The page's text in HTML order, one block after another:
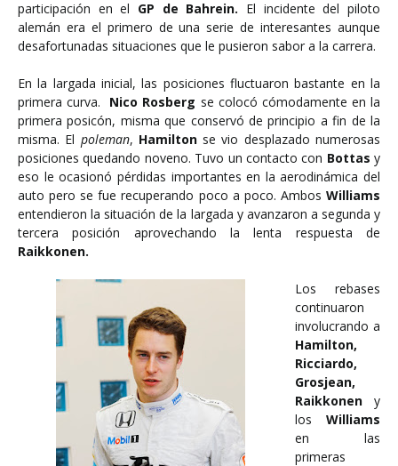
participación en el GP de Bahrein. El incidente del piloto
alemán era el primero de una serie de interesantes aunque
desafortunadas situaciones que le pusieron sabor a la carrera.
En la largada inicial, las posiciones fluctuaron bastante en la
primera curva. Nico Rosberg se colocó cómodamente en la
primera posicón, misma que conservó de principio a fin de la
misma. El poleman, Hamiltonse vio desplazado numerosas
posiciones quedando noveno. Tuvo un contacto con Bottas y
eso le ocasionó pérdidas importantes en la aerodinámica del
auto pero se fue recuperando poco a poco. Ambos Williams
entendieron la situación de la largada y avanzaron a segunda y
tercera posición aprovechando la lenta respuesta de
Raikkonen.
Los rebases
continuaron
involucrando a
Hamilton,
Ricciardo,
Grosjean,
Raikkonen y
los Williams
en las
primeras